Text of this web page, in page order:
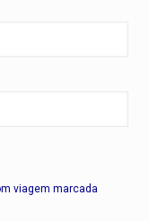
viagem marcada